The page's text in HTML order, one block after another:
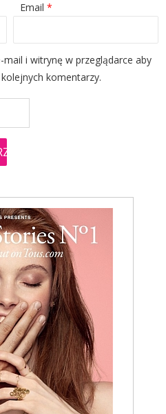
Email *
i witrynę w przeglądarce aby
komentarzy.